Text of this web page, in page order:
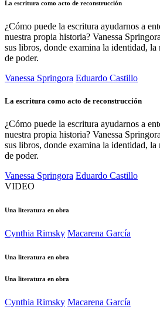
La escritura como acto de reconstrucción
¿Cómo puede la escritura ayudarnos a
nuestra propia historia? Vanessa
sus libros, donde examina la identidad, la
de poder.
Vanessa Springora Eduardo Castillo
La escritura como acto de reconstrucción
¿Cómo puede la escritura ayudarnos a
nuestra propia historia? Vanessa
sus libros, donde examina la identidad, la
de poder.
Vanessa Springora Eduardo Castillo
VIDEO
Una literatura en obra
Cynthia Rimsky Macarena García
Una literatura en obra
Una literatura en obra
Cynthia Rimsky Macarena García